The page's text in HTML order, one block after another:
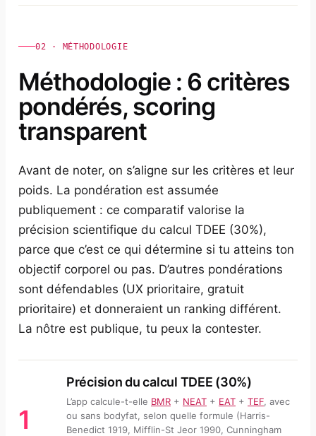
02 · MÉTHODOLOGIE
Méthodologie : 6 critères
pondérés, scoring
transparent
Avant de noter, on s’aligne sur les critères et leur
poids. La pondération est assumée
publiquement : ce comparatif valorise la
précision scientifique du calcul TDEE (30%),
parce que c’est ce qui détermine si tu atteins ton
objectif corporel ou pas. D’autres pondérations
sont défendables (UX prioritaire, gratuit
prioritaire) et donneraient un ranking différent.
La nôtre est publique, tu peux la contester.
1
Précision du calcul TDEE (30%)
L’app calcule-t-elle BMR + NEAT + EAT + TEF, avec
ou sans bodyfat, selon quelle formule (Harris-
Benedict 1919, Mifflin-St Jeor 1990, Cunningham